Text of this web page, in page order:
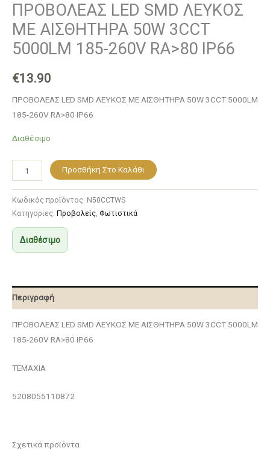
ΠΡΟΒΟΛΕΑΣ LED SMD ΛΕΥΚΟΣ
ΜΕ ΑΙΣΘΗΤΗΡΑ 50W 3CCT
5000LM 185-260V RA>80 IP66
€13.90
ΠΡΟΒΟΛΕΑΣ LED SMD ΛΕΥΚΟΣ ΜΕ ΑΙΣΘΗΤΗΡΑ 50W 3CCT 5000LM
185-260V RA>80 IP66
Διαθέσιμο
Προσθήκη Στο Καλάθι
Κωδικός προϊόντος: N50CCTWS
Κατηγορίες: Προβολείς, Φωτιστικά
Διαθέσιμο
Περιγραφή
ΠΡΟΒΟΛΕΑΣ LED SMD ΛΕΥΚΟΣ ΜΕ ΑΙΣΘΗΤΗΡΑ 50W 3CCT 5000LM
185-260V RA>80 IP66
ΤΕΜΑΧΙΑ
5208055110872
Σχετικά προϊόντα